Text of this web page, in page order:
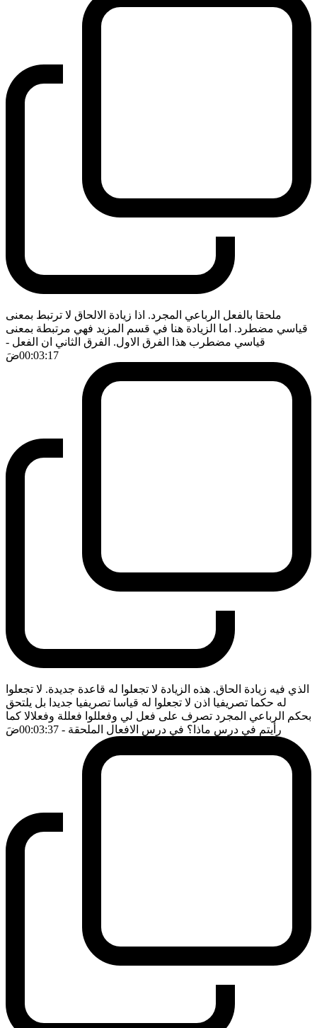
ملحقا بالفعل الرباعي المجرد. اذا زيادة الالحاق لا ترتبط بمعنى
قياسي مضطرد. اما الزيادة هنا في قسم المزيد فهي مرتبطة بمعنى
قياسي مضطرب هذا الفرق الاول. الفرق الثاني ان الفعل -
00:03:17ضَ
الذي فيه زيادة الحاق. هذه الزيادة لا تجعلوا له قاعدة جديدة. لا تجعلوا
له حكما تصريفيا اذن لا تجعلوا له قياسا تصريفيا جديدا بل يلتحق
بحكم الرباعي المجرد تصرف على فعل لي وفعللوا فعللة وفعلالا كما
رأيتم في درس ماذا؟ في درس الافعال الملحقة - 00:03:37 ضَ